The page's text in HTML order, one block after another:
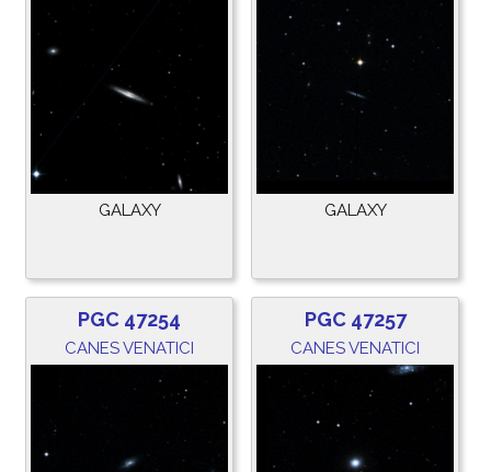
GALAXY GALAXY
PGC 47254
CANES VENATICI
PGC 47257
CANES VENATICI